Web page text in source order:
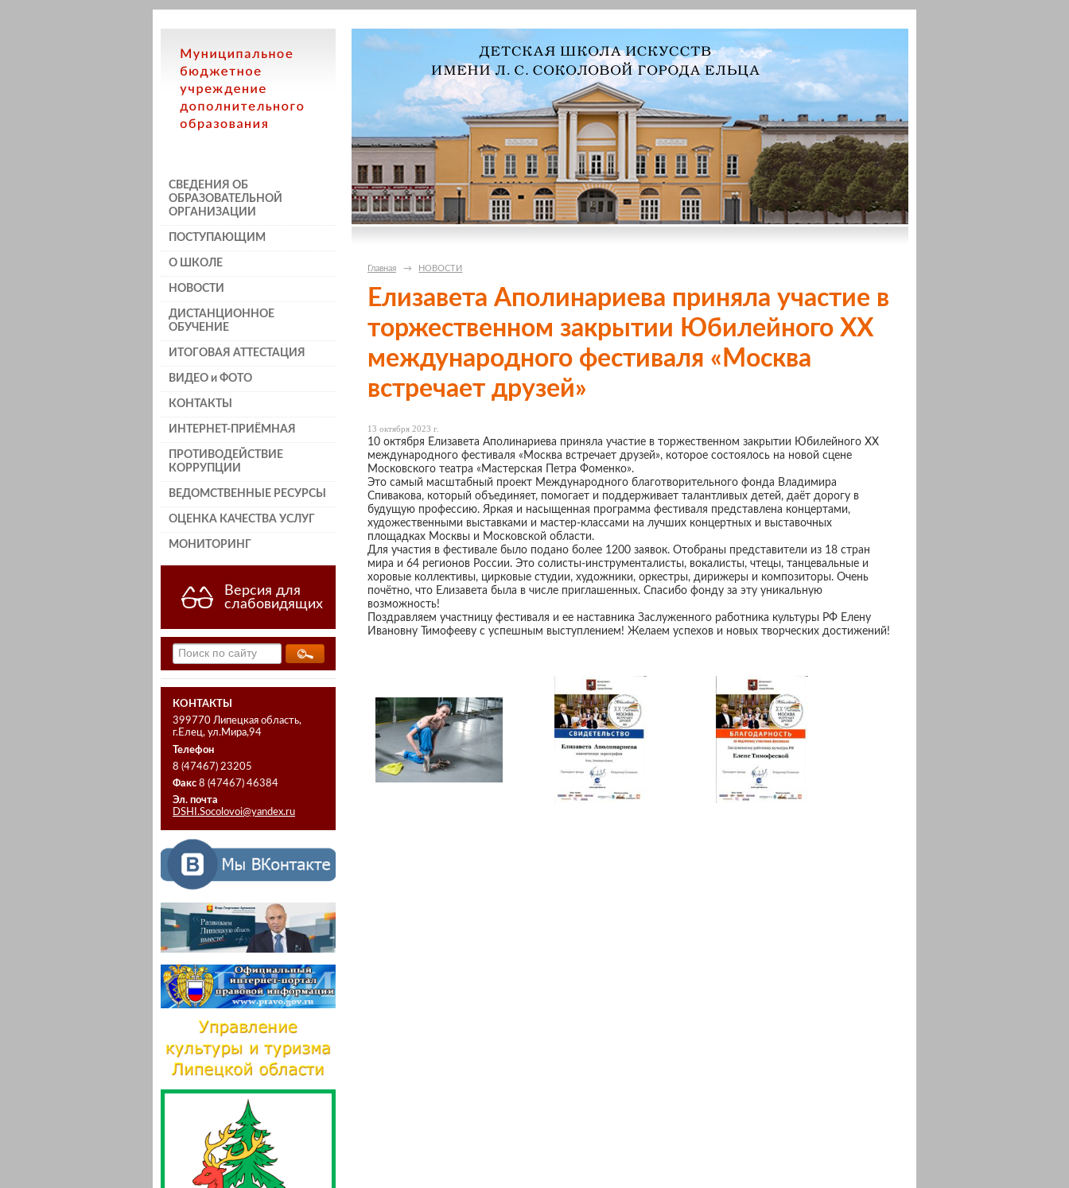
СВЕДЕНИЯ ОБ
ОБРАЗОВАТЕЛЬНОЙ
ОРГАНИЗАЦИИ
ПОСТУПАЮЩИМ
О ШКОЛЕ
НОВОСТИ
ДИСТАНЦИОННОЕ
ОБУЧЕНИЕ
ИТОГОВАЯ АТТЕСТАЦИЯ
ВИДЕО и ФОТО
КОНТАКТЫ
ИНТЕРНЕТ-ПРИЁМНАЯ
ПРОТИВОДЕЙСТВИЕ
КОРРУПЦИИ
ВЕДОМСТВЕННЫЕ РЕСУРСЫ
ОЦЕНКА КАЧЕСТВА УСЛУГ
МОНИТОРИНГ
Версия для
слабовидящих
КОНТАКТЫ
399770 Липецкая область,
г.Елец, ул.Мира,94
Телефон
8 (47467) 23205
Факс 8 (47467) 46384
Эл. почта
DSHI.Socolovoi@yandex.ru
Главная → НОВОСТИ
Елизавета Аполинариева приняла участие в
торжественном закрытии Юбилейного XX
международного фестиваля «Москва
встречает друзей»
13 октября 2023 г.
10 октября Елизавета Аполинариева приняла участие в торжественном закрытии Юбилейного XX
международного фестиваля «Москва встречает друзей», которое состоялось на новой сцене
Московского театра «Мастерская Петра Фоменко».
Это самый масштабный проект Международного благотворительного фонда Владимира
Спивакова, который объединяет, помогает и поддерживает талантливых детей, даёт дорогу в
будущую профессию. Яркая и насыщенная программа фестиваля представлена концертами,
художественными выставками и мастер-классами на лучших концертных и выставочных
площадках Москвы и Московской области.
Для участия в фестивале было подано более 1200 заявок. Отобраны представители из 18 стран
мира и 64 регионов России. Это солисты-инструменталисты, вокалисты, чтецы, танцевальные и
хоровые коллективы, цирковые студии, художники, оркестры, дирижеры и композиторы. Очень
почётно, что Елизавета была в числе приглашенных. Спасибо фонду за эту уникальную
возможность!
Поздравляем участницу фестиваля и ее наставника Заслуженного работника культуры РФ Елену
Ивановну Тимофееву с успешным выступлением! Желаем успехов и новых творческих достижений!